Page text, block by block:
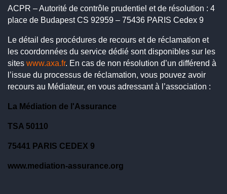
ACPR – Autorité de contrôle prudentiel et de résolution : 4
place de Budapest CS 92959 – 75436 PARIS Cedex 9
Le détail des procédures de recours et de réclamation et
les coordonnées du service dédié sont disponibles sur les
sites www.axa.fr. En cas de non résolution d’un différend à
l’issue du processus de réclamation, vous pouvez avoir
recours au Médiateur, en vous adressant à l’association :
La Médiation de l'Assurance
TSA 50110
75441 PARIS CEDEX 9
www.mediation-assurance.org